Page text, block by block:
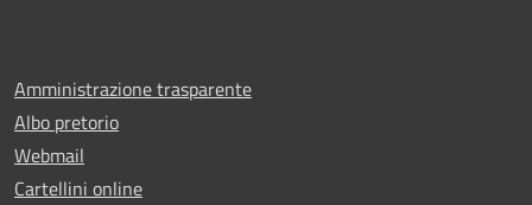
Amministrazione trasparente
Albo pretorio
Webmail
Cartellini online